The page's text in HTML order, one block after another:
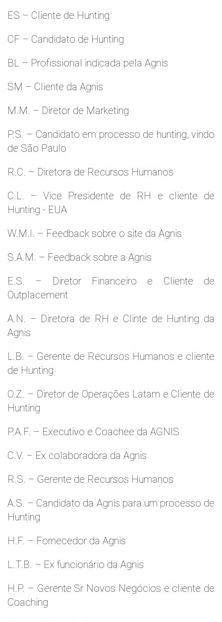
ES – Cliente de Hunting
CF – Candidato de Hunting
BL – Profissional indicada pela Agnis
SM – Cliente da Agnis
M.M. – Diretor de Marketing
P.S. – Candidato em processo de hunting, vindo
de São Paulo
R.C. – Diretora de Recursos Humanos
C.L. – Vice Presidente de RH e cliente de
Hunting - EUA
W.M.l. – Feedback sobre o site da Agnis
S.A.M. – Feedback sobre a Agnis
E.S. – Diretor Financeiro e Cliente de
Outplacement
A.N. – Diretora de RH e Clinte de Hunting da
Agnis
L.B. – Gerente de Recursos Humanos e cliente
de Hunting
O.Z. – Diretor de Operações Latam e Cliente de
Hunting
P.A.F. – Executivo e Coachee da AGNIS
C.V. – Ex colaboradora da Agnis
R.S. – Gerente de Recursos Humanos
A.S. – Candidato da Agnis para um processo de
Hunting
H.F. – Fornecedor da Agnis
L.T.B. – Ex funcionário da Agnis
H.P. – Gerente Sr Novos Negócios e cliente de
Coaching